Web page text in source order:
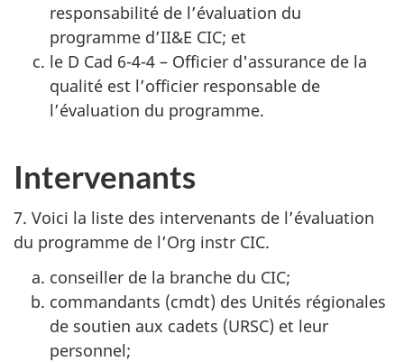
responsabilité de l’évaluation du
programme d’II&E CIC; et
le D Cad 6-4-4 – Officier d'assurance de la
qualité est l’officier responsable de
l’évaluation du programme.
Intervenants
7. Voici la liste des intervenants de l’évaluation
du programme de l’Org instr CIC.
conseiller de la branche du CIC;
commandants (cmdt) des Unités régionales
de soutien aux cadets (URSC) et leur
personnel;